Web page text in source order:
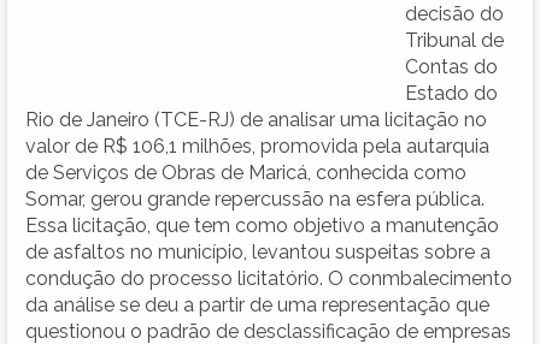
decisão do
Tribunal de
Contas do
Estado do
Rio de Janeiro (TCE-RJ) de analisar uma licitação no
valor de R$ 106,1 milhões, promovida pela autarquia
de Serviços de Obras de Maricá, conhecida como
Somar, gerou grande repercussão na esfera pública.
Essa licitação, que tem como objetivo a manutenção
de asfaltos no município, levantou suspeitas sobre a
condução do processo licitatório. O conmbalecimento
da análise se deu a partir de uma representação que
questionou o padrão de desclassificação de empresas